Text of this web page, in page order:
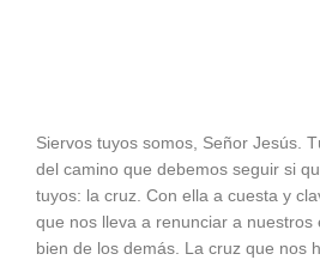
Siervos tuyos somos, Señor Jesús.
del camino que debemos seguir si
tuyos: la cruz. Con ella a cuesta y
que nos lleva a renunciar a nuestros
bien de los demás. La cruz que nos